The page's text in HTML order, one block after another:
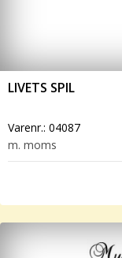
LIVETS SPIL
Varenr.: 04087
m. moms